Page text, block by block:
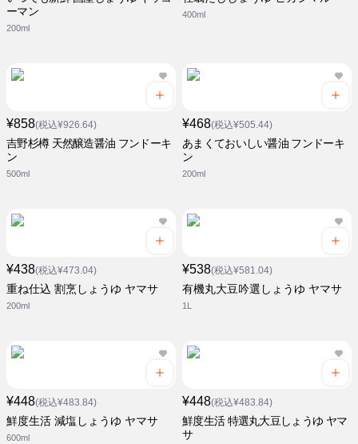
ーマン
200ml
400ml
¥858(税込¥926.64)
吉野杉樽 天然醸造醤油 フンドーキ
ン
500ml
¥468(税込¥505.44)
あまくておいしい醤油 フンドーキ
ン
200ml
¥438(税込¥473.04)
重ね仕込 割烹しょうゆ ヤマサ
200ml
¥538(税込¥581.04)
有機丸大豆吟選しょうゆ ヤマサ
1L
¥448(税込¥483.84)
鮮度生活 減塩しょうゆ ヤマサ
600ml
¥448(税込¥483.84)
鮮度生活 特選丸大豆しょうゆ ヤマ
サ